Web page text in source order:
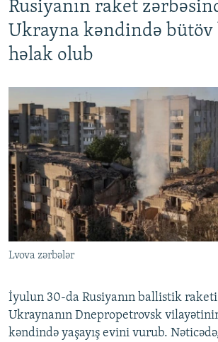
Rusiyanın raket
Ukrayna kəndində bütöv
həlak olub
Lvova zərbələr
İyulun 30-da Rusiyanın ballistik raketi
Ukraynanın Dnepropetrovsk
kəndində yaşayış evini vurub.